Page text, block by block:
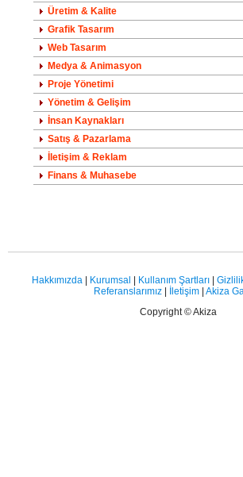
Üretim & Kalite
Grafik Tasarım
Web Tasarım
Medya & Animasyon
Proje Yönetimi
Yönetim & Gelişim
İnsan Kaynakları
Satış & Pazarlama
İletişim & Reklam
Finans & Muhasebe
Hakkımızda Kurumsal Kullanım Şartları
Referanslarımız| İletişim| Akiza
Copyright © Akiza